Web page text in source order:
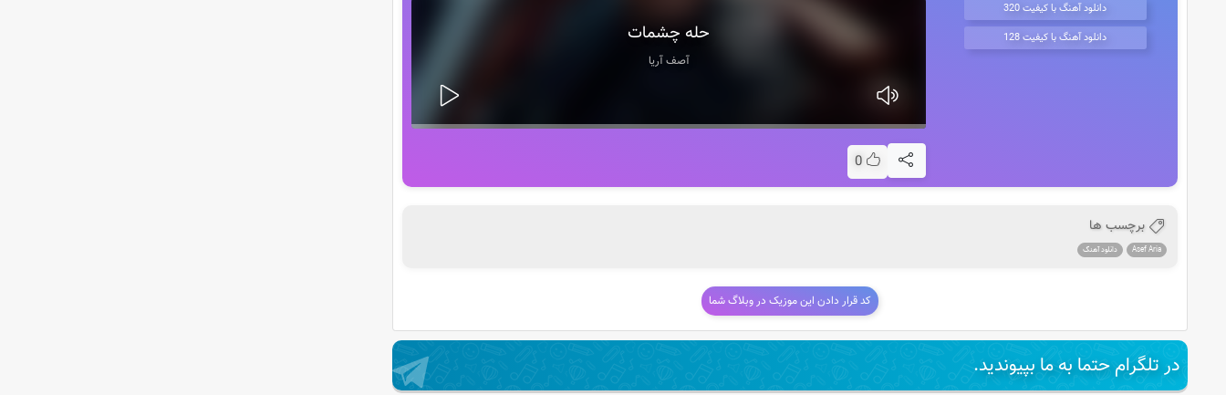
دانلود آهنگ با کیفیت 320
دانلود آهنگ با کیفیت 128
حله چشمات
آصف آریا
0
برچسب ها
Asef Aria دانلود آهنگ
کد قرار دادن این موزیک در وبلاگ شما
در تلگرام حتما به ما بپیوندید.